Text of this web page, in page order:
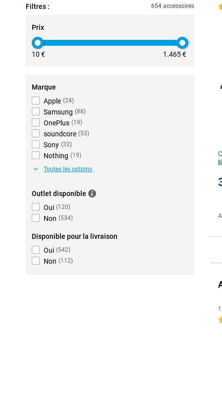
Filtres : 654 accessoires
Prix
10 € 1.465 €
Marque
Apple (24)
Samsung (88)
OnePlus (19)
soundcore (53)
Sony (32)
Nothing (19)
Toutes les options
Outlet disponible
Oui (120)
Non (534)
Disponible pour la livraison
Oui (542)
Non (112)